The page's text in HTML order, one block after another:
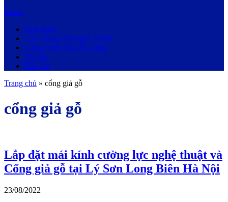
Menu
Giới thiệu
Cầu Thang Sắt nghệ Thuật
Công Trình Đã Thi Công
Tin tức
Báo giá
Trang chủ » cổng giả gỗ
cổng giả gỗ
Lắp đặt mái kính cường lực nghệ thuật và
Cổng giả gỗ tại Lý Sơn Long Biên Hà Nội
23/08/2022